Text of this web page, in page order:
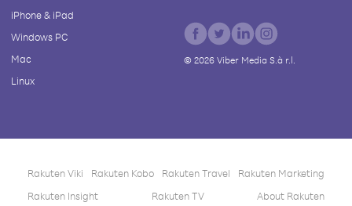
iPhone & iPad
Windows PC
Mac
Linux
© 2026Viber Media S.à r.l.
Rakuten Viki Rakuten Kobo Rakuten Travel
Rakuten Marketing
Rakuten Insight
Rakuten TV About Rakuten